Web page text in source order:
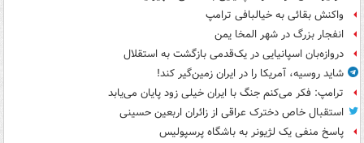
واکنش بقائی به خیالبافی ترامپ
انفجار بزرگ در شهر المخا یمن
دروازه‌بان اسپانیایی در یک‌قدمی بازگشت به استقلال
شاید روسیه، آمریکا را در ایران زمین‌گیر کند!
ترامپ: فکر می‌کنم جنگ با ایران خیلی زود پایان می‌یابد
استقبال خاص دخترک عراقی از زائران اربعین حسینی
پاسخ منفی یک لژیونر به باشگاه پرسپولیس